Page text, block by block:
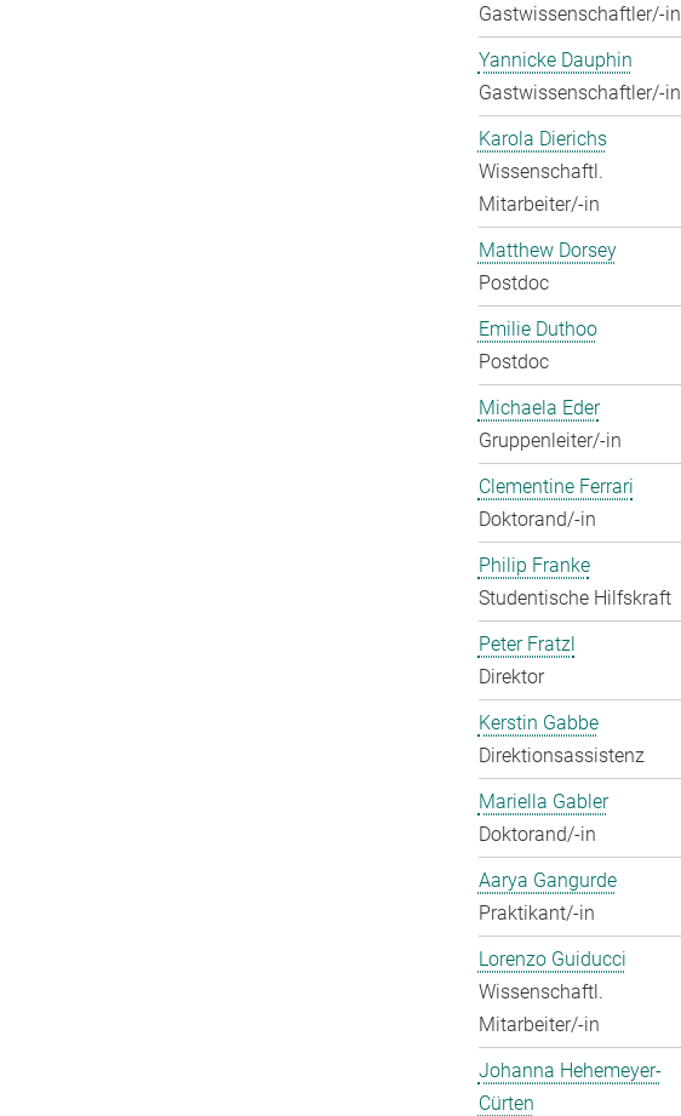
Gastwissenschaftler/-in
Yannicke Dauphin
Gastwissenschaftler/-in
Karola Dierichs
Wissenschaftl.
Mitarbeiter/-in
Matthew Dorsey
Postdoc
Emilie Duthoo
Postdoc
Michaela Eder
Gruppenleiter/-in
Clementine Ferrari
Doktorand/-in
Philip Franke
Studentische Hilfskraft
Peter Fratzl
Direktor
Kerstin Gabbe
Direktionsassistenz
Mariella Gabler
Doktorand/-in
Aarya Gangurde
Praktikant/-in
Lorenzo Guiducci
Wissenschaftl.
Mitarbeiter/-in
Johanna Hehemeyer-
Cürten